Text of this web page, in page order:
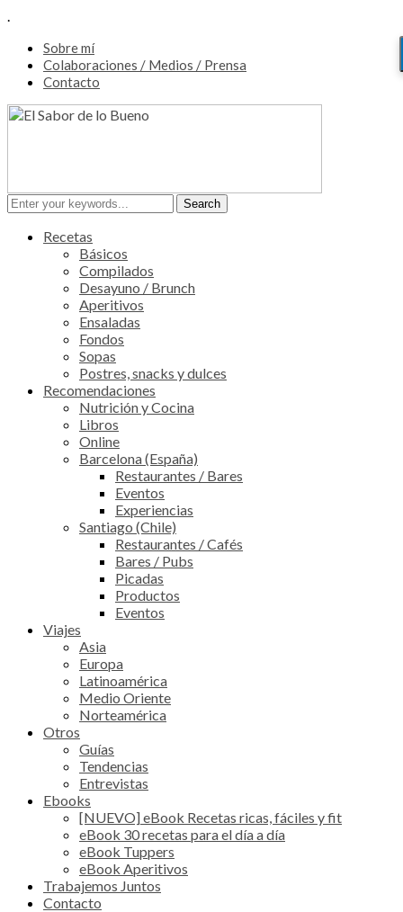
.
Sobre mí
Colaboraciones / Medios / Prensa
Contacto
Recetas
Básicos
Compilados
Desayuno / Brunch
Aperitivos
Ensaladas
Fondos
Sopas
Postres, snacks y dulces
Recomendaciones
Nutrición y Cocina
Libros
Online
Barcelona (España)
Restaurantes / Bares
Eventos
Experiencias
Santiago (Chile)
Restaurantes / Cafés
Bares / Pubs
Picadas
Productos
Eventos
Viajes
Asia
Europa
Latinoamérica
Medio Oriente
Norteamérica
Otros
Guías
Tendencias
Entrevistas
Ebooks
[NUEVO] eBook Recetas ricas, fáciles y fit
eBook 30 recetas para el día a día
eBook Tuppers
eBook Aperitivos
Trabajemos Juntos
Contacto